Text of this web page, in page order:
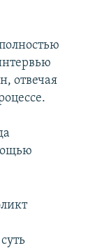
отвечая